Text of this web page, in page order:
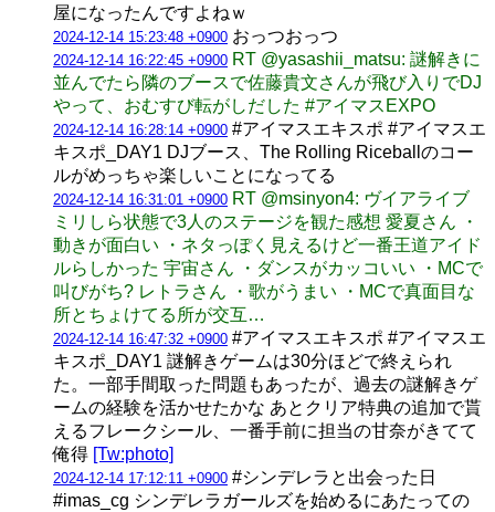
屋になったんですよねｗ
2024-12-14 15:23:48 +0900 おっつおっつ
2024-12-14 16:22:45 +0900 RT @yasashii_matsu: 謎解きに
並んでたら隣のブースで佐藤貴文さんが飛び入りでDJ
やって、おむすび転がしだした #アイマスEXPO
2024-12-14 16:28:14 +0900 #アイマスエキスポ #アイマスエ
キスポ_DAY1 DJブース、The Rolling Riceballのコー
ルがめっちゃ楽しいことになってる
2024-12-14 16:31:01 +0900 RT @msinyon4: ヴイアライブ
ミリしら状態で3人のステージを観た感想 愛夏さん ・
動きが面白い ・ネタっぽく見えるけど一番王道アイド
ルらしかった 宇宙さん ・ダンスがカッコいい ・MCで
叫びがち? レトラさん ・歌がうまい ・MCで真面目な
所とちょけてる所が交互…
2024-12-14 16:47:32 +0900 #アイマスエキスポ #アイマスエ
キスポ_DAY1 謎解きゲームは30分ほどで終えられ
た。一部手間取った問題もあったが、過去の謎解きゲ
ームの経験を活かせたかな あとクリア特典の追加で貰
えるフレークシール、一番手前に担当の甘奈がきてて
俺得 [Tw:photo]
2024-12-14 17:12:11 +0900 #シンデレラと出会った日
#imas_cg シンデレラガールズを始めるにあたっての